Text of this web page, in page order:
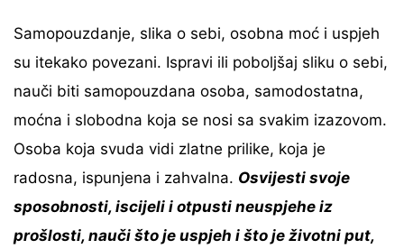
Samopouzdanje, slika o sebi, osobna moć i uspjeh
su itekako povezani. Ispravi ili poboljšaj sliku o sebi,
nauči biti samopouzdana osoba, samodostatna,
moćna i slobodna koja se nosi sa svakim izazovom.
Osoba koja svuda vidi zlatne prilike, koja je
radosna, ispunjena i zahvalna. Osvijesti svoje
sposobnosti, iscijeli i otpusti neuspjehe iz
prošlosti, nauči što je uspjeh i što je životni put,